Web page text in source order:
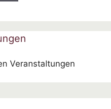
Veranstaltungen